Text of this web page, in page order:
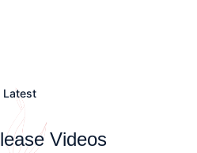
Latest
Videos